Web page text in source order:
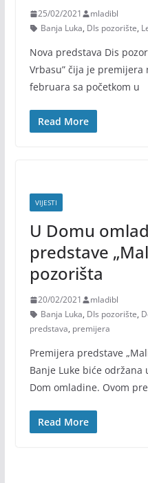
25/02/2021
mladibl
Banja Luka, DIs pozorište,
Nova predstava Dis
Vrbasu” čija je
februara sa početkom u
Read More
VIJESTI
U Domu
predstave
pozorišta
20/02/2021
mladibl
Banja Luka, DIs pozorište,
predstava, premijera
Premijera predstave
Banje Luke biće
Dom omladine. Ovom
Read More